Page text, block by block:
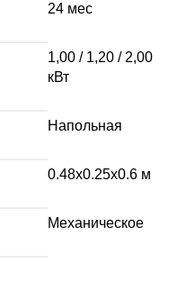
24 мес
1,00 / 1,20 / 2,00
кВт
Напольная
0.48х0.25х0.6 м
Механическое